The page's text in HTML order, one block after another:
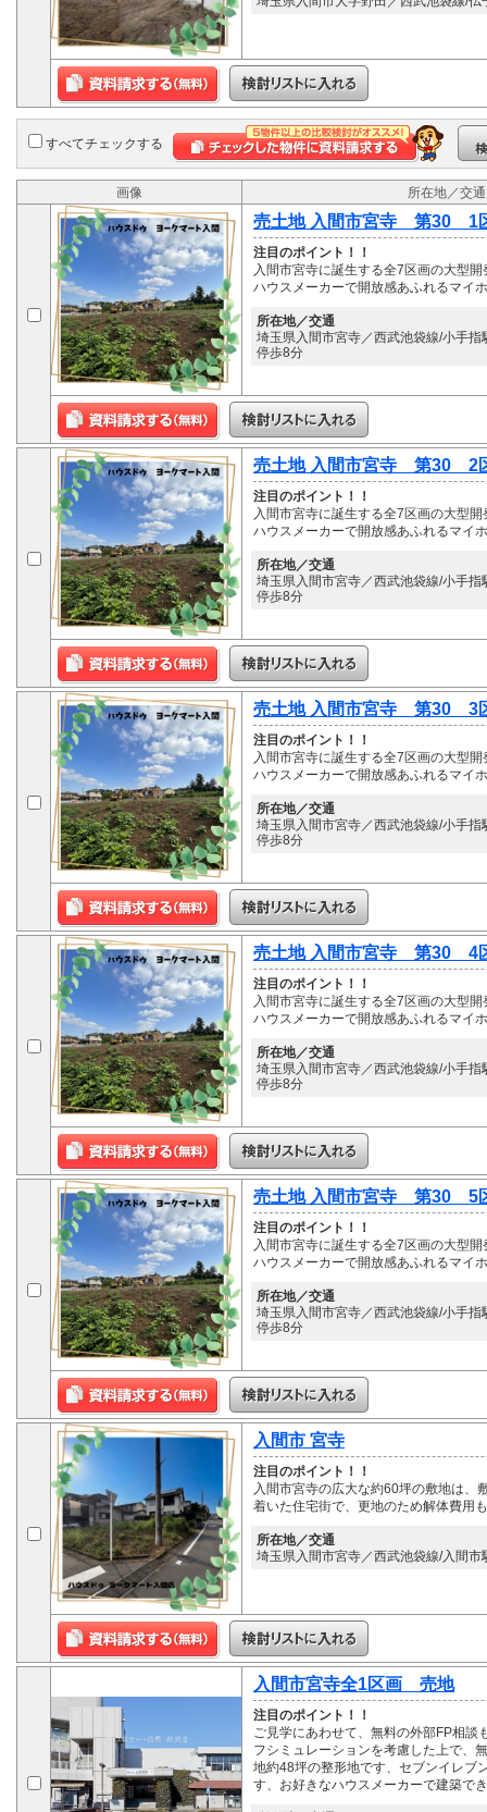
すべてチェックする
画像 所在地／交通
売土地 入間市宮寺 第30 1
注目のポイント！！
入間市宮寺に誕生する全7区画の大型
ハウスメーカーで開放感あふれるマイ
所在地／交通
埼玉県入間市宮寺／西武池袋線/小手
停歩8分
売土地 入間市宮寺 第30 2
注目のポイント！！
入間市宮寺に誕生する全7区画の大型
ハウスメーカーで開放感あふれるマイ
所在地／交通
埼玉県入間市宮寺／西武池袋線/小手
停歩8分
売土地 入間市宮寺 第30 3
注目のポイント！！
入間市宮寺に誕生する全7区画の大型
ハウスメーカーで開放感あふれるマイ
所在地／交通
埼玉県入間市宮寺／西武池袋線/小手
停歩8分
売土地 入間市宮寺 第30 4
注目のポイント！！
入間市宮寺に誕生する全7区画の大型
ハウスメーカーで開放感あふれるマイ
所在地／交通
埼玉県入間市宮寺／西武池袋線/小手
停歩8分
売土地 入間市宮寺 第30 5
注目のポイント！！
入間市宮寺に誕生する全7区画の大型
ハウスメーカーで開放感あふれるマイ
所在地／交通
埼玉県入間市宮寺／西武池袋線/小手
停歩8分
入間市 宮寺
注目のポイント！！
入間市宮寺の広大な約60坪の敷地は、
着いた住宅街で、更地のため解体費用
所在地／交通
埼玉県入間市宮寺／西武池袋線/入間
入間市宮寺全1区画 売地
注目のポイント！！
ご見学にあわせて、無料の外部FP相談
フシミュレーションを考慮した上で、
地約48坪の整形地です、セブンイレブ
す、お好きなハウスメーカーで建築で